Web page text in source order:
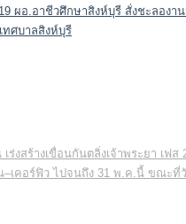
19 ผอ.อาชีวศึกษาสิงห์บุรี สั่งชะลอง
ทศบาลสิงห์บุรี
งสร้างเขื่อนกันตลิ่งเจ้าพระยา เฟส
เคอร์ฟิว ไปจนถึง 31 พ.ค.นี้ ขณะ